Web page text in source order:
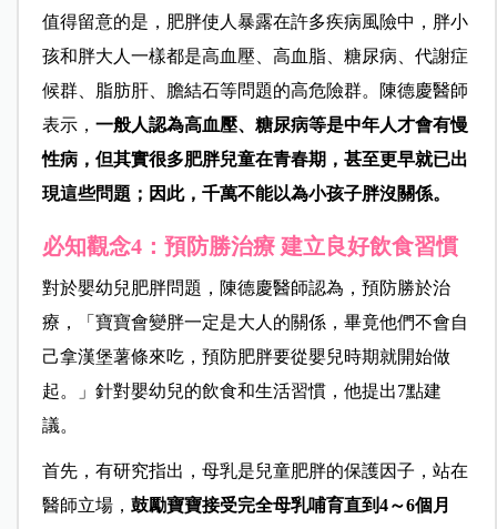
值得留意的是， 肥胖使人暴露在許多疾病風險中，胖小
孩和胖大人一樣都是高血壓、高血脂、糖尿病、代謝症
候群、脂肪肝、膽結石等問題的高危險群。陳德慶醫師
表示， 一般人認為高血壓、糖尿病等是中年人才會有慢
性病，但其實很多肥胖兒童在青春期，甚至更早就已出
現這些問題；因此，千萬不能以為小孩子胖沒關係。
必知觀念4：預防勝治療 建立良好飲食習慣
對於嬰幼兒肥胖問題，陳德慶醫師認為，預防勝於治
療，「寶寶會變胖一定是大人的關係，畢竟他們不會自
己拿漢堡薯條來吃，預防肥胖要從嬰兒時期就開始做
起。」針對嬰幼兒的飲食和生活習慣，他提出7點建
議。
首先，有研究指出，母乳是兒童肥胖的保護因子，站在
醫師立場， 鼓勵寶寶接受完全母乳哺育直到4～6個月